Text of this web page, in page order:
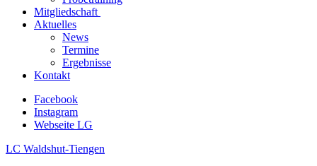
Mitgliedschaft
Aktuelles
News
Termine
Ergebnisse
Kontakt
Facebook
Instagram
Webseite LG
LC Waldshut-Tiengen